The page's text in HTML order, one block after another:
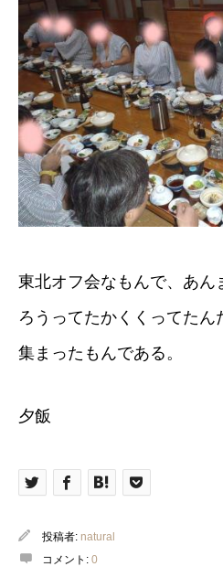
東北オフ会なもんで、あん
ろうってたかくくってた
集まったもんである。
夕飯
投稿者: natural
コメント: 0